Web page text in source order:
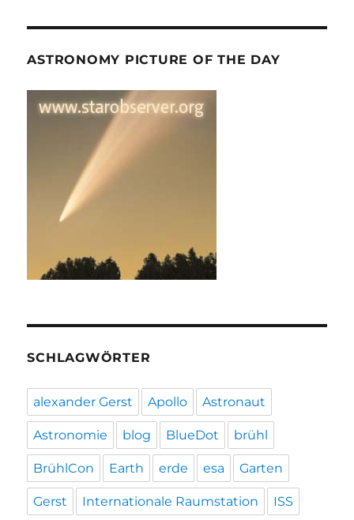
ASTRONOMY PICTURE OF THE DAY
SCHLAGWÖRTER
alexander Gerst Apollo Astronaut
Astronomie blog BlueDot brühl
BrühlCon Earth erde esa Garten
Gerst Internationale Raumstation ISS